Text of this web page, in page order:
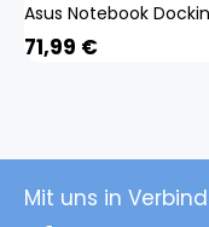
71,99 €
Mit uns in